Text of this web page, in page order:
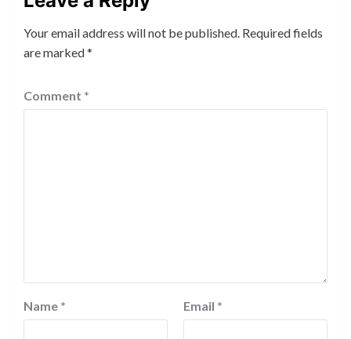
Your email address will not be published. Required fields
are marked*
Comment *
Name * Email *